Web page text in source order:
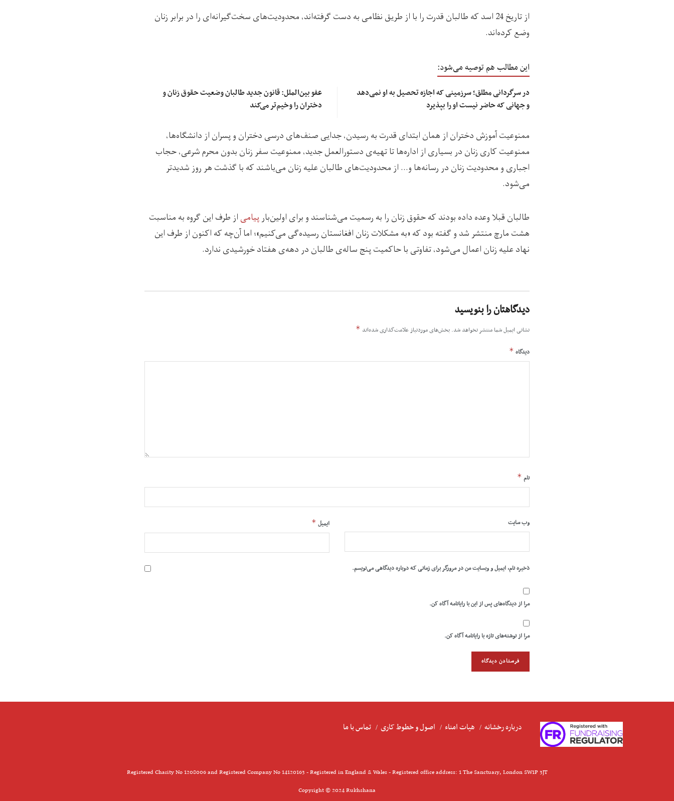
از تاریخ 24 اسد که طالبان قدرت را با از طریق نظامی به دست گرفته‌اند، محدودیت‌های سخت‌گیرانه‌ای را در برابر زنان
وضع کرده‌اند.
این مطالب هم توصیه می‌شود:
در سرگردانی مطلق؛ سرزمینی که اجازه تحصیل به او نمی‌دهد
و جهانی که حاضر نیست او را بپذیرد
عفو بین‌الملل: قانون جدید طالبان وضعیت حقوق زنان و
دختران را وخیم‌تر می‌کند
ممنوعیت آموزش دختران از همان ابتدای قدرت به رسیدن، جدایی صنف‌های درسی دختران و پسران از دانشگاه‌ها،
ممنوعیت کاری زنان در بسیاری از اداره‌ها تا تهیه‌ی دستورالعمل جدید، ممنوعیت سفر زنان بدون محرم شرعی، حجاب
اجباری و محدودیت زنان در رسانه‌ها و… از محدودیت‌های طالبان علیه زنان می‌باشند که با گذشت هر روز شدیدتر
می‌شود.
طالبان قبلا وعده داده بودند که حقوق زنان را به رسمیت می‌‌شناسند و برای اولین‌بارپیامیاز طرف این گروه به مناسبت
هشت مارچ منتشر شد و گفته بود که «به مشکلات زنان افغانستان رسیده‌گی می‌کنیم»؛ اما آن‌چه که اکنون از طرف این
نهاد علیه زنان اعمال می‌شود، تفاوتی با حاکمیت پنج‌ ساله‌ی طالبان در دهه‌ی هفتاد خورشیدی ندارد.
دیدگاهتان را بنویسید
نشانی ایمیل شما منتشر نخواهد شد. بخش‌های موردنیاز علامت‌گذاری شده‌اند *
دیدگاه *
نام *
ایمیل * وب‌ سایت
ذخیره نام، ایمیل و وبسایت من در مرورگر برای زمانی که دوباره دیدگاهی می‌نویسم.
مرا از دیدگاه‌های پس از این با رایانامه آگاه کن.
مرا از نوشته‌های تازه با رایانامه آگاه کن.
درباره رخشانه هیات امناء اصول و خطوط کاری تماس با ما
Registered Charity No 1208006 and Registered Company No 14120163 - Registered in England & Wales - Registered office address: 1 The Sanctuary, London SW1P 3JT
Copyright © 2024 Rukhshana